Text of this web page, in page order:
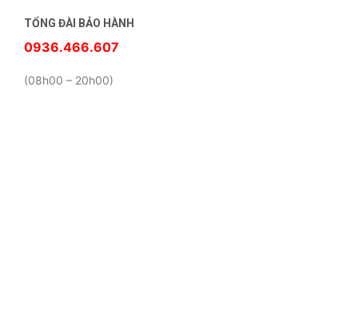
TỔNG ĐÀI BẢO HÀNH
0936.466.607
(08h00 – 20h00)